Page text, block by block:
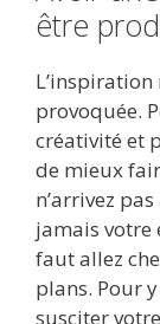
être
provoquée.
créativité et
de mieux
n’arrivez
jamais votre
faut allez
plans. Pour
susciter